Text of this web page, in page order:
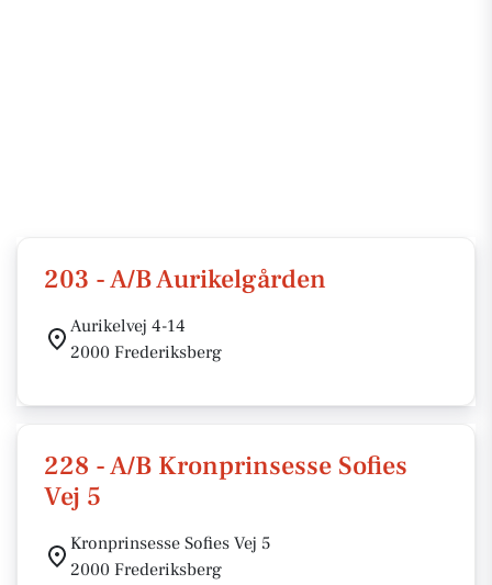
203 - A/B Aurikelgården
Aurikelvej 4-14
2000 Frederiksberg
228 - A/B Kronprinsesse Sofies
Vej 5
Kronprinsesse Sofies Vej 5
2000 Frederiksberg